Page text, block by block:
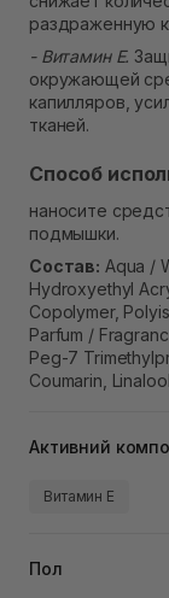
раздраженную
- Витамин Е.
окружающей
капилляров,
тканей.
Способ
наносите
подмышки.
Состав: Aqua /
Hydroxyethyl
Copolymer,
Parfum /
Peg-7
Coumarin,
Активний
Витамин Е
Пол